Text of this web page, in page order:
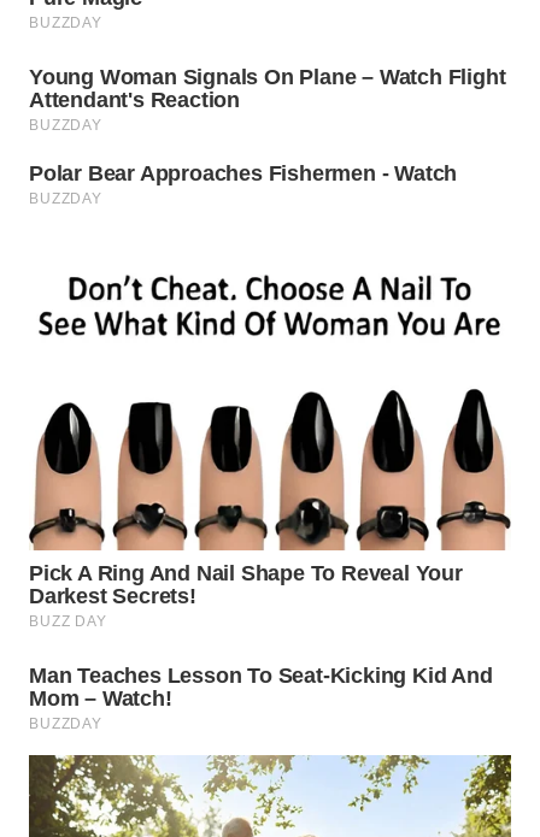
WN
TIMUR
SEMARANG
WN
WN
MADURA
WN
SURABAYA
WN
NATUNA
WN
BINTAN
WN
MANDALIKA